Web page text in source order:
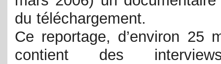
du téléchargement.
Ce reportage, d’environ 25
contient des